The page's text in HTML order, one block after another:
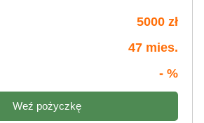
5000 zł
47 mies.
- %
Weź pożyczkę